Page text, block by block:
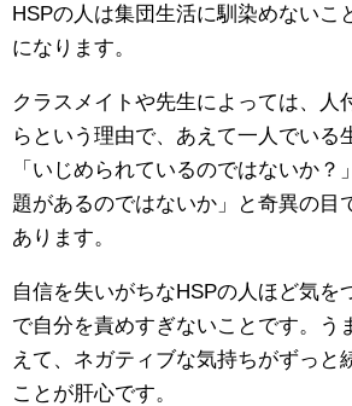
HSPの人は集団生活に馴染めないこ
になります。
クラスメイトや先生によっては、人
らという理由で、あえて一人でいる
「いじめられているのではないか？
題があるのではないか」と奇異の目
あります。
自信を失いがちなHSPの人ほど気を
で自分を責めすぎないことです。う
えて、ネガティブな気持ちがずっと
ことが肝心です。